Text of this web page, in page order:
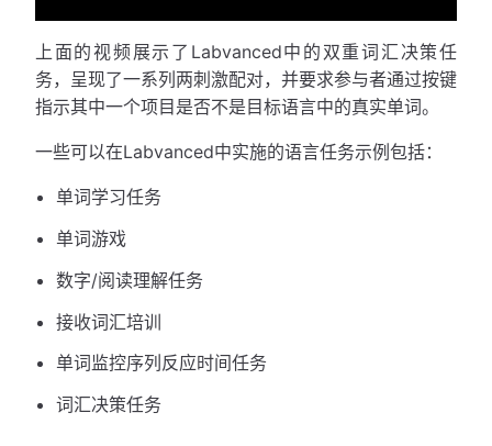
上面的视频展示了Labvanced中的双重词汇决策任
务，呈现了一系列两刺激配对，并要求参与者通过按键
指示其中一个项目是否不是目标语言中的真实单词。
一些可以在Labvanced中实施的语言任务示例包括：
单词学习任务
单词游戏
数字/阅读理解任务
接收词汇培训
单词监控序列反应时间任务
词汇决策任务